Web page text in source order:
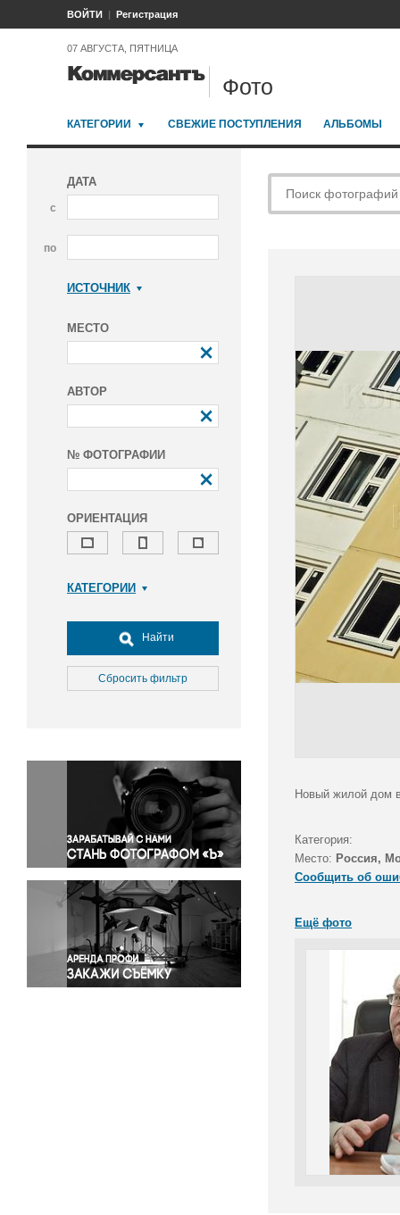
ВОЙТИ Регистрация
07 АВГУСТА, ПЯТНИЦА
Фото
КАТЕГОРИИ СВЕЖИЕ ПОСТУПЛЕНИЯ АЛЬБОМЫ
ДАТА
с
по
ИСТОЧНИК
МЕСТО
АВТОР
№ ФОТОГРАФИИ
ОРИЕНТАЦИЯ
КАТЕГОРИИ
Досуг, туризм и отдых
Культура
Медицина
Окружающая среда
Политика
Правосудие
Происшествия и конфликты
Религия
Светская жизнь
Спорт
Экология
Экономика и бизнес
Найти
Сбросить фильтр
Новый жилой дом
Категория:
Место: Россия,
Сообщить об
Ещё фото